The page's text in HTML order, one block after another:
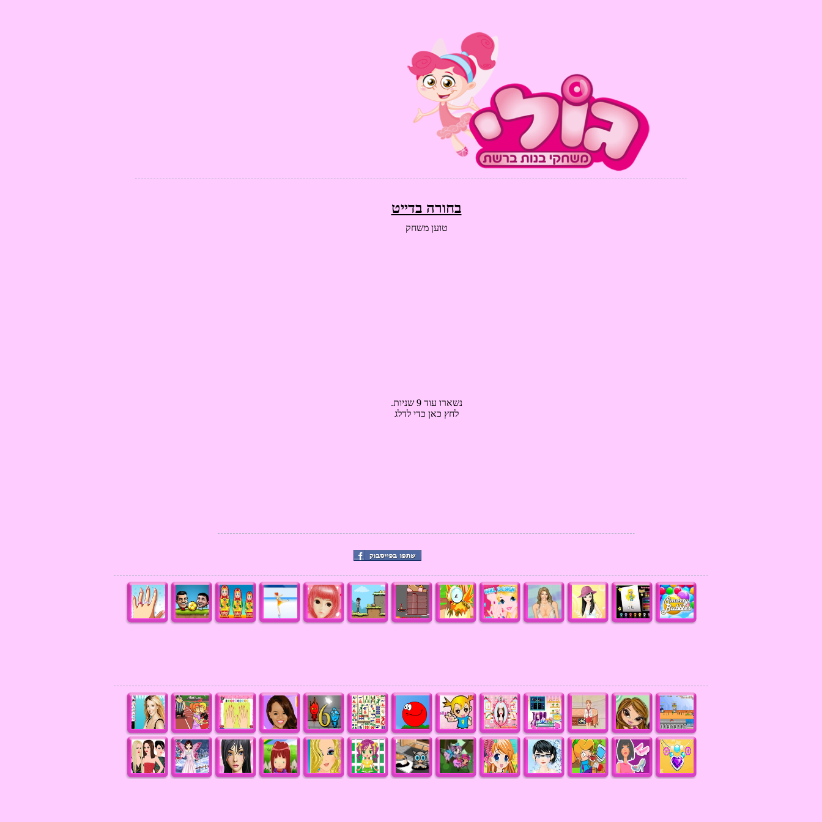
בחורה בדייט
טוען משחק
נשארו עוד 7 שניות.
לחץ כאן כדי לדלג